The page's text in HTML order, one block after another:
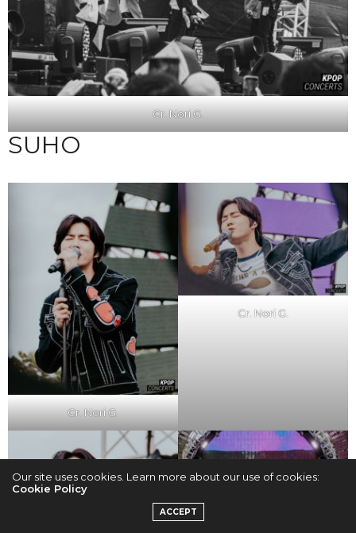
Cr. Nori G.
SUHO
Cr. Nori G.
Cr. Nori G.
Our site uses cookies. Learn more about our use of cookies:
Cookie Policy
ACCEPT